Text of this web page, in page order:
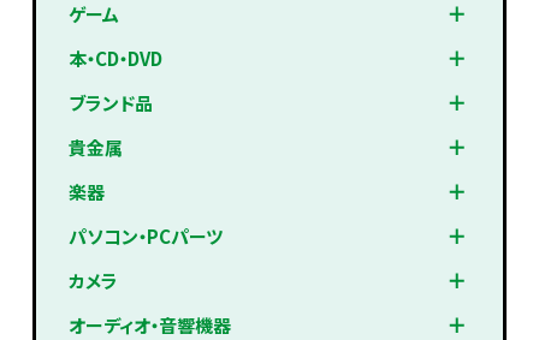
ゲーム
本・CD・DVD
ブランド品
貴金属
楽器
パソコン・PCパーツ
カメラ
オーディオ・音響機器